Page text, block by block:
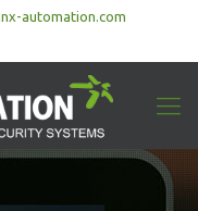
automation.com